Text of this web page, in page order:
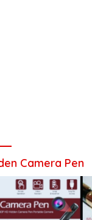
Camera Pen